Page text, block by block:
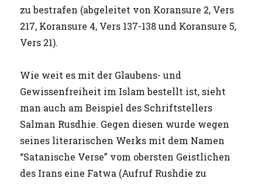
zu bestrafen (abgeleitet von Koransure 2, Vers
217, Koransure 4, Vers 137-138 und Koransure 5,
Vers 21).
Wie weit es mit der Glaubens- und
Gewissenfreiheit im Islam bestellt ist, sieht
man auch am Beispiel des Schriftstellers
Salman Rusdhie. Gegen diesen wurde wegen
seines literarischen Werks mit dem Namen
“Satanische Verse” vom obersten Geistlichen
des Irans eine Fatwa (Aufruf Rushdie zu